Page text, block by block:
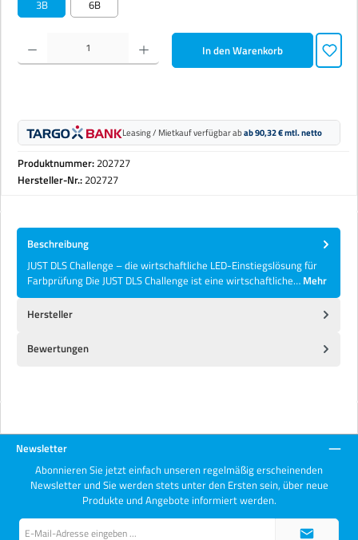
3B
6B
Produkt Anzahl: Gib den gewünschten Wert ein oder benutze die Schaltflächen um die Anzahl zu
In den Warenkorb
Leasing / Mietkauf verfügbar abab 90,32 € mtl. netto
Produktnummer:202727
Hersteller-Nr.:202727
Beschreibung
JUST DLS Challenge – die wirtschaftliche LED-Einstiegslösung für
Farbprüfung Die JUST DLS Challenge ist eine wirtschaftliche… Mehr
Hersteller
Bewertungen
Newsletter
Abonnieren Sie jetzt einfach unseren regelmäßig erscheinenden
Newsletter und Sie werden stets unter den Ersten sein, über neue
Produkte und Angebote informiert werden.